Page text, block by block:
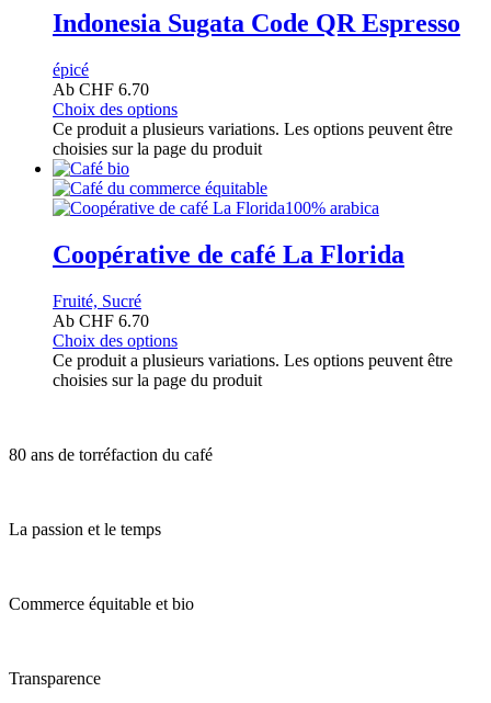
Indonesia Sugata Code QR Espresso
épicé
Ab CHF 6.70
Choix des options
Ce produit a plusieurs variations. Les options peuvent être
choisies sur la page du produit
100% arabica
Coopérative de café La Florida
Fruité, Sucré
Ab CHF 6.70
Choix des options
Ce produit a plusieurs variations. Les options peuvent être
choisies sur la page du produit
80 ans de torréfaction du café
La passion et le temps
Commerce équitable et bio
Transparence